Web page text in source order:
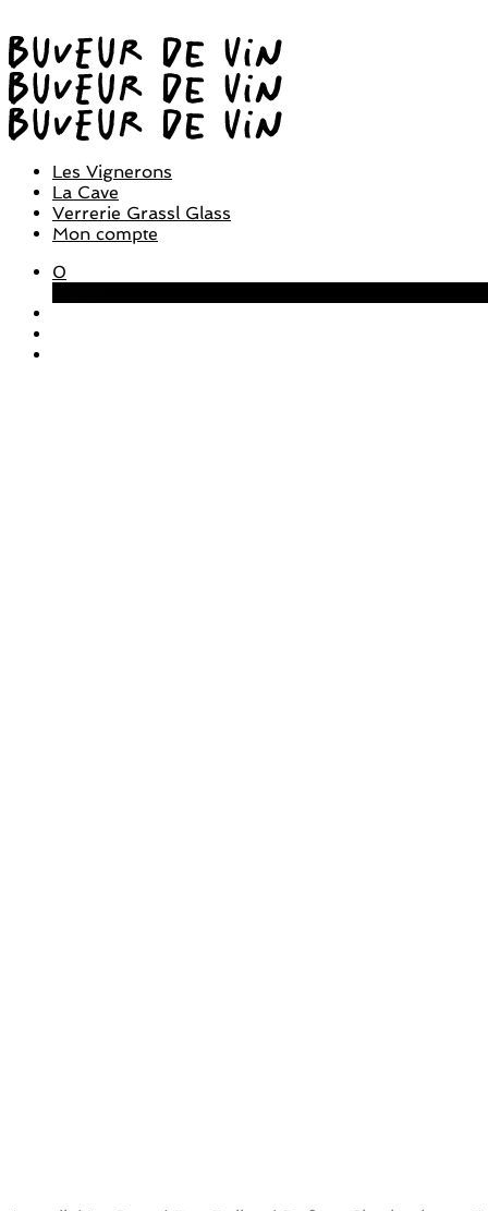
Les Vignerons
La Cave
Verrerie Grassl Glass
Mon compte
0